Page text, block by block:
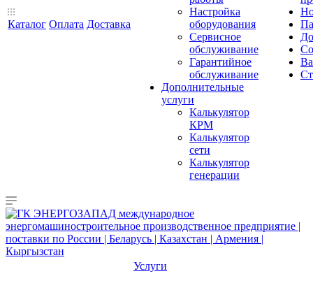
Каталог Оплата Доставка
Настройка
оборудования
Сервисное
обслуживание
Гарантийное
обслуживание
Дополнительные
услуги
Калькулятор
КРМ
Калькулятор
сети
Калькулятор
генерации
Услуги